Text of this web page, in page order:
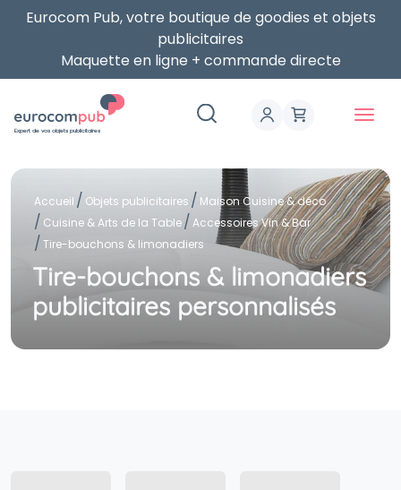
Eurocom Pub, votre boutique de goodies et objets
publicitaires
Maquette en ligne + commande directe
Expert de vos objets publicitaires
Accueil Objets publicitaires
Maison Cuisine & déco
Cuisine & Arts de la Table
Accessoires Vin & Bar
Tire-bouchons & limonadiers
Tire-bouchons & limonadiers
publicitaires personnalisés